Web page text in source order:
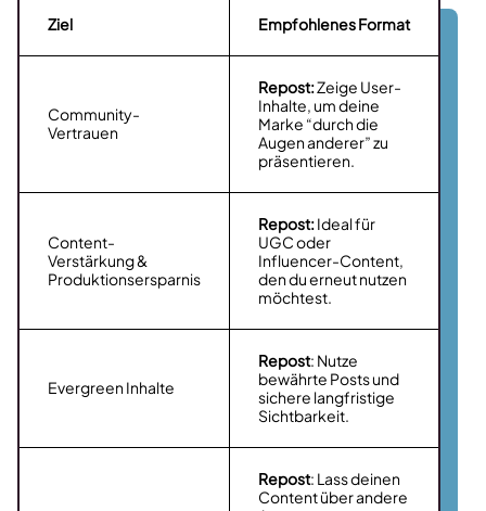
Ziel Empfohlenes Format
Community-
Vertrauen
Repost:Zeige User-
Inhalte, um deine
Marke “durch die
Augen anderer” zu
präsentieren.
Content-
Verstärkung &
Produktionsersparnis
Repost:Ideal für
UGC oder
Influencer-Content,
den du erneut nutzen
möchtest.
Evergreen Inhalte
Repost: Nutze
bewährte Posts und
sichere langfristige
Sichtbarkeit.
Repost: Lass deinen
Content über andere